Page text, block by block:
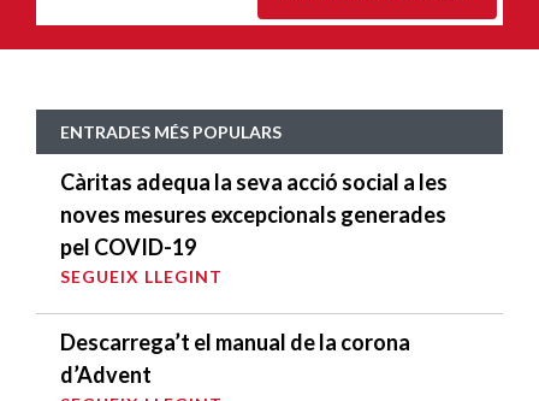
ENTRADES MÉS POPULARS
Càritas adequa la seva acció social a les
noves mesures excepcionals generades
pel COVID-19
SEGUEIX LLEGINT
Descarrega’t el manual de la corona
d’Advent